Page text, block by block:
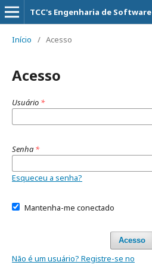
TCC's Engenharia de Software
Início / Acesso
Acesso
Usuário *
Senha *
Esqueceu a senha?
Mantenha-me conectado
Acesso
Não é um usuário? Registre-se no